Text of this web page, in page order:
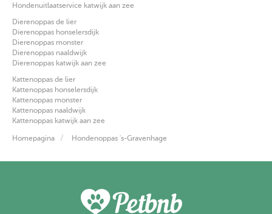
Hondenuitlaatservice katwijk aan zee
Dierenoppas de lier
Dierenoppas honselersdijk
Dierenoppas monster
Dierenoppas naaldwijk
Dierenoppas katwijk aan zee
Kattenoppas de lier
Kattenoppas honselersdijk
Kattenoppas monster
Kattenoppas naaldwijk
Kattenoppas katwijk aan zee
Homepagina Hondenoppas 's-Gravenhage